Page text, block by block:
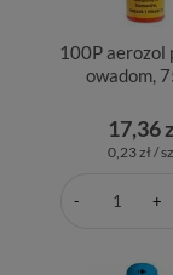
100P aerozol
owadom,
17,36
0,23 zł /